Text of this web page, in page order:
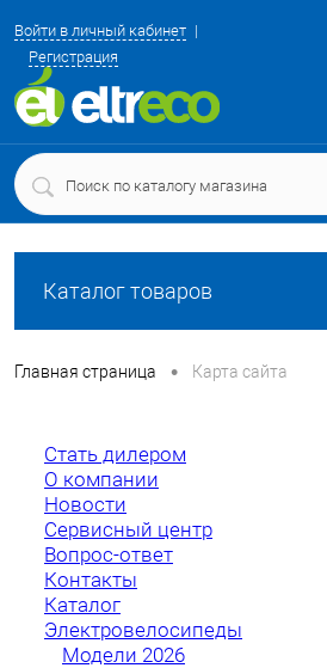
Войти в личный кабинет
Регистрация
Каталог товаров
Главная страница • Карта сайта
Стать дилером
О компании
Новости
Сервисный центр
Вопрос-ответ
Контакты
Каталог
Электровелосипеды
Модели 2026